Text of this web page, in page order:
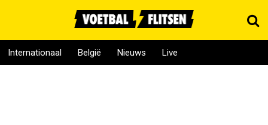
Internationaal België Nieuws Live